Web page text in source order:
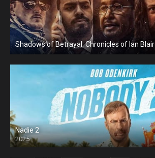
Shadows of Betrayal: Chronicles of Ian Blair
Nadie 2
2025